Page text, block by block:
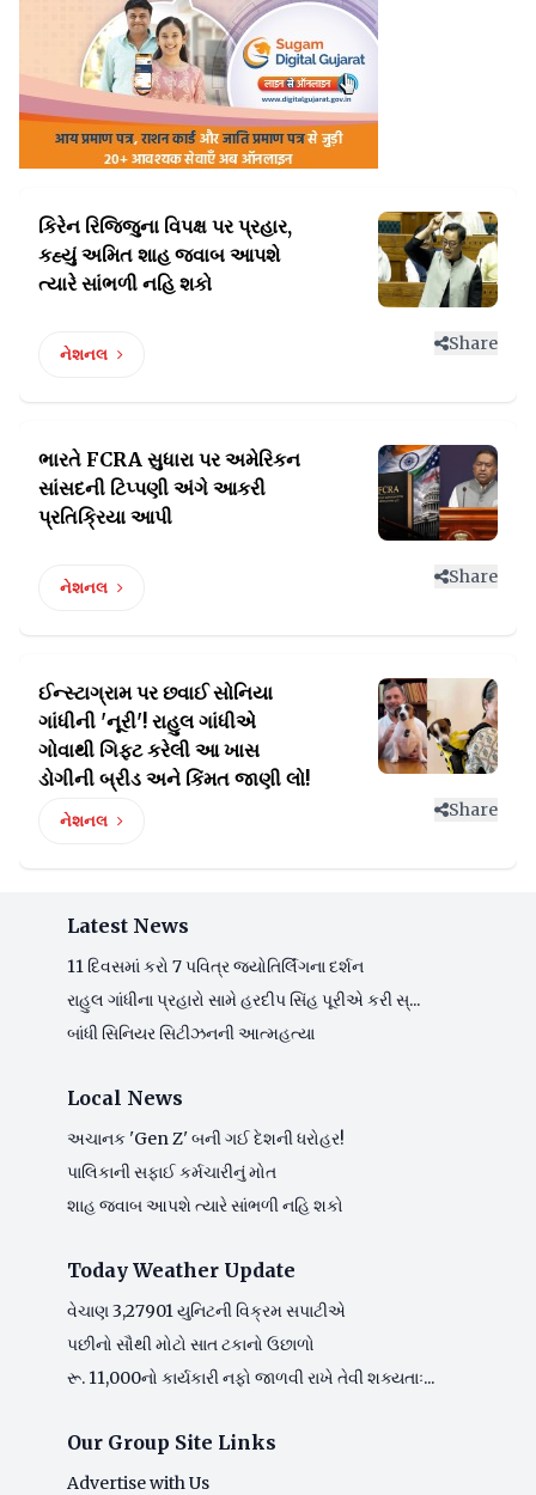
કિરેન રિજિજુના વિપક્ષ પર પ્રહાર,
કહ્યું અમિત શાહ જવાબ આપશે
ત્યારે સાંભળી નહિ શકો
નેશનલ
Share
ભારતે FCRA સુધારા પર અમેરિકન
સાંસદની ટિપ્પણી અંગે આકરી
પ્રતિક્રિયા આપી
નેશનલ
Share
ઈન્સ્ટાગ્રામ પર છવાઈ સોનિયા
ગાંધીની 'નૂરી'! રાહુલ ગાંધીએ
ગોવાથી ગિફ્ટ કરેલી આ ખાસ
ડોગીની બ્રીડ અને કિંમત જાણી લો!
નેશનલ
Share
Latest News
11 દિવસમાં કરો 7 પવિત્ર જ્યોતિર્લિંગના દર્શન
રાહુલ ગાંધીના પ્રહારો સામે હરદીપ સિંહ પૂરીએ કરી સ્...
બાંધી સિનિયર સિટીઝનની આત્મહત્યા
Local News
અચાનક 'Gen Z' બની ગઈ દેશની ધરોહર!
પાલિકાની સફાઈ કર્મચારીનું મોત
શાહ જવાબ આપશે ત્યારે સાંભળી નહિ શકો
Today Weather Update
વેચાણ 3,27901 યુનિટની વિક્રમ સપાટીએ
પછીનો સૌથી મોટો સાત ટકાનો ઉછાળો
રૂ. 11,000નો કાર્યકારી નફો જાળવી રાખે તેવી શક્યતાઃ...
Our Group Site Links
Advertise with Us